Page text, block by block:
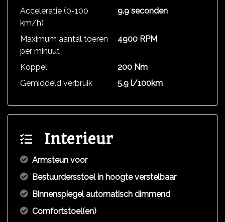
Acceleratie (0-100
km/h)
9.9 seconden
Maximum aantal toeren
per minuut
4900 RPM
Koppel
200 Nm
Gemiddeld verbruik
5.9 l/100km
Interieur
Armsteun voor
Bestuurdersstoel in hoogte verstelbaar
Binnenspiegel automatisch dimmend
Comfortstoel(en)